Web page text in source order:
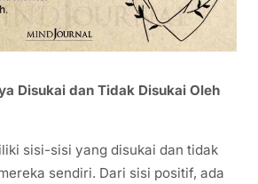
Disukai dan Tidak Disukai Oleh
sisi-sisi yang disukai dan tidak
sendiri. Dari sisi positif, ada